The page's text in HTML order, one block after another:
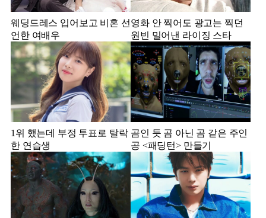
웨딩드레스 입어보고 비혼 선
언한 여배우
영화 안 찍어도 광고는 찍던
원빈 밀어낸 라이징 스타
1위 했는데 부정 투표로 탈락
한 연습생
곰인 듯 곰 아닌 곰 같은 주인
공 <패딩턴> 만들기